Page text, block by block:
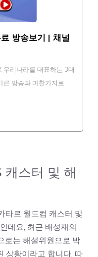
방송보기 | 채널
리나라를 대표하는 3대
른 방송과 마찬가지로
캐스터 및 해
타르 월드컵 캐스터 및
데요, 최근 배성재의
로는 해설위원으로 박
상황이라고 합니다. 따